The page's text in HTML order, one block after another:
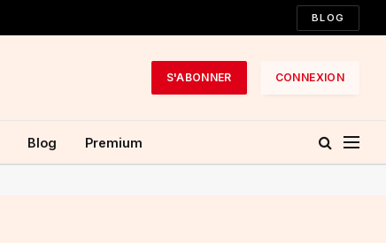
BLOG
S'ABONNER CONNEXION
Blog Premium